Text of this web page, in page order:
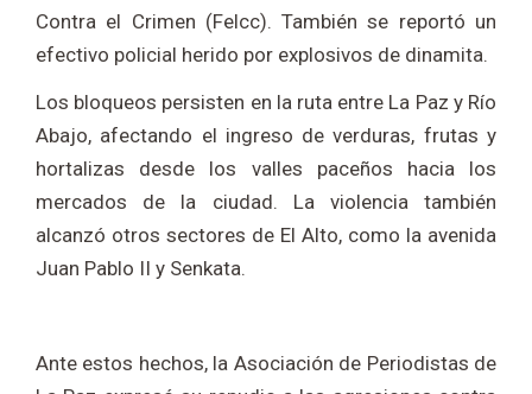
Contra el Crimen (Felcc). También se reportó un
efectivo policial herido por explosivos de dinamita.
Los bloqueos persisten en la ruta entre La Paz y Río
Abajo, afectando el ingreso de verduras, frutas y
hortalizas desde los valles paceños hacia los
mercados de la ciudad. La violencia también
alcanzó otros sectores de El Alto, como la avenida
Juan Pablo II y Senkata.
Ante estos hechos, la Asociación de Periodistas de